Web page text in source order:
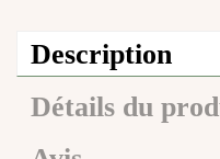
Description
Détails du